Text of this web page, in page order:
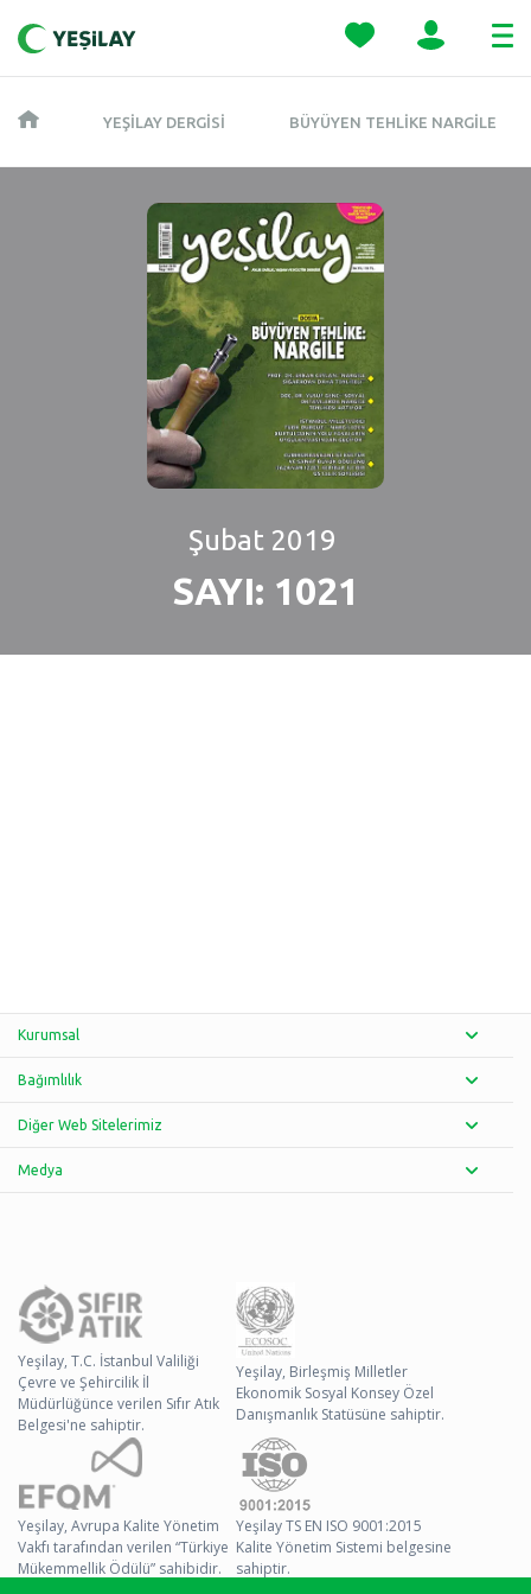
YEŞILAY DERGISI BÜYÜYEN TEHLIKE NARGILE
Şubat 2019
SAYI: 1021
Kurumsal
Bağımlılık
Diğer Web Sitelerimiz
Medya
Yeşilay, T.C. İstanbul Valiliği
Çevre ve Şehircilik İl
Müdürlüğünce verilen Sıfır Atık
Belgesi'ne sahiptir.
Yeşilay, Birleşmiş Milletler
Ekonomik Sosyal Konsey Özel
Danışmanlık Statüsüne sahiptir.
Yeşilay, Avrupa Kalite Yönetim
Vakfı tarafından verilen “Türkiye
Mükemmellik Ödülü” sahibidir.
Yeşilay TS EN ISO 9001:2015
Kalite Yönetim Sistemi belgesine
sahiptir.